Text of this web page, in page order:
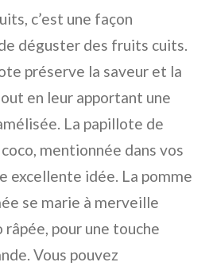
c’est une façon
déguster des fruits cuits.
préserve la saveur et la
en leur apportant une
La papillote de
mentionnée dans vos
excellente idée. La pomme
se marie à merveille
râpée, pour une touche
Vous pouvez